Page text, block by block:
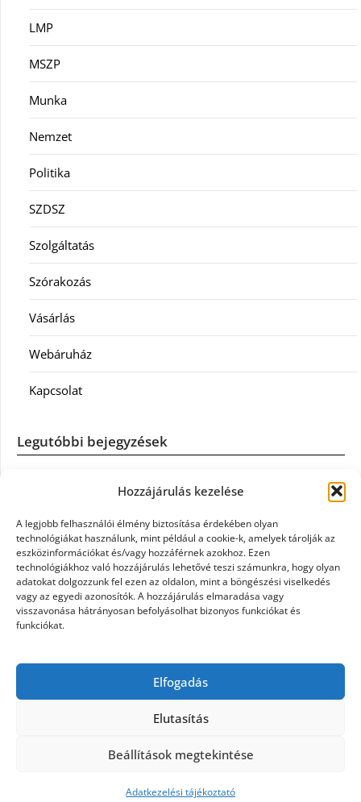
Hozzájárulás kezelése
A legjobb felhasználói élmény biztosítása érdekében olyan
technológiákat használunk, mint például a cookie-k, amelyek tárolják az
eszközinformációkat és/vagy hozzáférnek azokhoz. Ezen
technológiákhoz való hozzájárulás lehetővé teszi számunkra, hogy olyan
adatokat dolgozzunk fel ezen az oldalon, mint a böngészési viselkedés
vagy az egyedi azonosítók. A hozzájárulás elmaradása vagy
visszavonása hátrányosan befolyásolhat bizonyos funkciókat és
funkciókat.
Elfogadás
Elutasítás
Beállítások megtekintése
Adatkezelési tájékoztató
LMP
MSZP
Munka
Nemzet
Politika
SZDSZ
Szolgáltatás
Szórakozás
Vásárlás
Webáruház
Kapcsolat
Legutóbbi bejegyzések
Casco szélvédőcsere: mikor éri meg a biztosítást igénybe
Könyvelés: mikor érdemes könyvelőt váltani?
Szövetkezeti jog: miért elengedhetetlen a szakszerű jogi
háttér a biztonságos működéshez
Munkajogi ügyvéd: miért nem érdemes várni a jogi
Tüll anyag: elegancia és sokoldalúság a Szakatex
kínálatában
Theme